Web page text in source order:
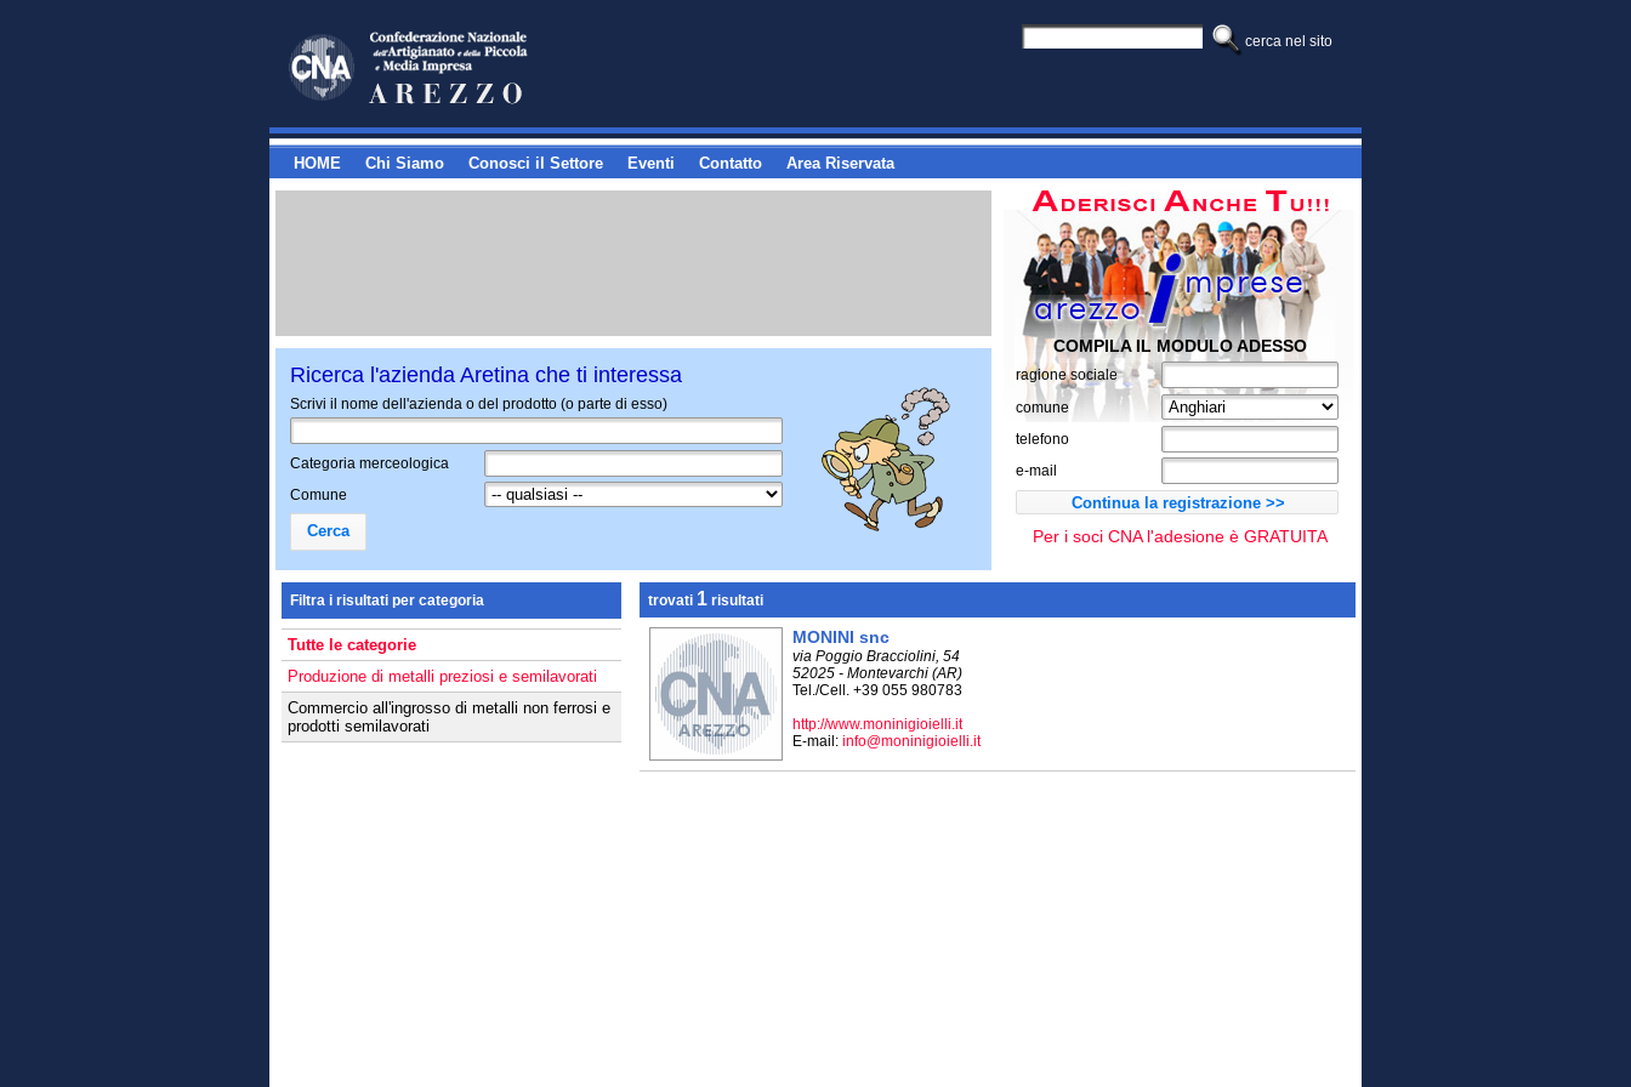
cerca nel sito
HOME Chi Siamo Conosci il Settore Eventi Contatto Area Riservata
COMPILA IL MODULO ADESSO
ragione sociale
comune
telefono
e-mail
Continua la registrazione >>
Per i soci CNA l'adesione è GRATUITA
Ricerca l'azienda Aretina che ti interessa
Scrivi il nome dell'azienda o del prodotto (o parte di esso)
Categoria merceologica
Comune
Cerca
Filtra i risultati per categoria
Tutte le categorie
Produzione di metalli preziosi e semilavorati
Commercio all'ingrosso di metalli non ferrosi e
prodotti semilavorati
trovati 1 risultati
MONINI snc
via Poggio Bracciolini, 54
52025 - Montevarchi (AR)
Tel./Cell. +39 055 980783
http://www.moninigioielli.it
E-mail: info@moninigioielli.it